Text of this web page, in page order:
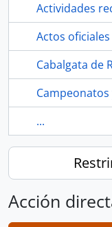
Actividades
Actos oficiales
Cabalgata de
...
Acción